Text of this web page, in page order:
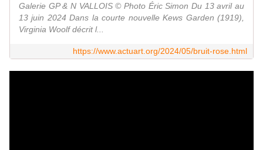
Galerie GP & N VALLOIS © Photo Éric Simon Du 13 avril au
13 juin 2024 Dans la courte nouvelle Kews Garden (1919),
Virginia Woolf décrit l...
https://www.actuart.org/2024/05/bruit-rose.html